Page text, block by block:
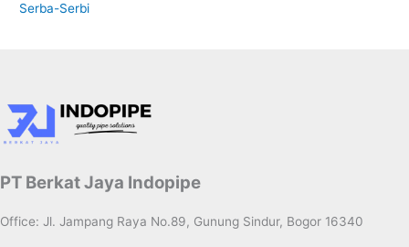
Serba-Serbi
PT Berkat Jaya Indopipe
Office: Jl. Jampang Raya No.89, Gunung Sindur, Bogor 16340